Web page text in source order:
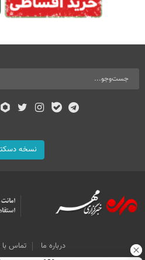
نسخه
درباره ما تماس با